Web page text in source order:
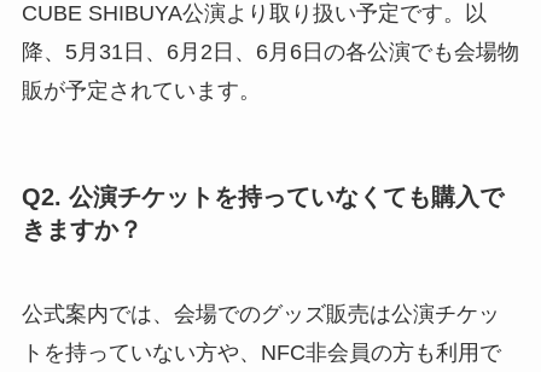
CUBE SHIBUYA公演より取り扱い予定です。以
降、5月31日、6月2日、6月6日の各公演でも会場物
販が予定されています。
Q2. 公演チケットを持っていなくても購入で
きますか？
公式案内では、会場でのグッズ販売は公演チケッ
トを持っていない方や、NFC非会員の方も利用で